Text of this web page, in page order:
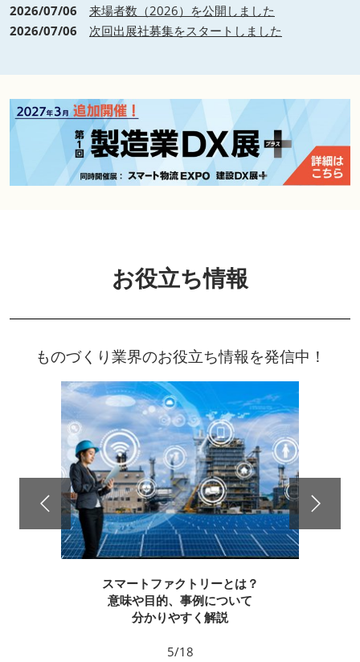
2026/07/06 来場者数（2026）を公開しました
2026/07/06
次回出展社募集をスタートしました
お役立ち情報
ものづくり業界のお役立ち情報を発信中！
スマートファクトリーとは？
意味や目的、事例について
分かりやすく解説
5/18